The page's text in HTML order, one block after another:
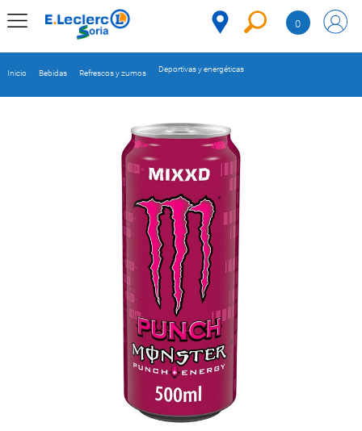
Código
Postal
0
CORPORATIVO
MERCADO
Inicio Bebidas Refrescos y zumos Deportivas y energéticas